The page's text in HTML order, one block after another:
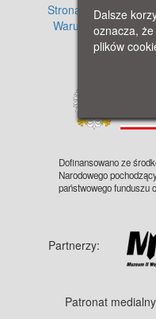
Strona główna ·
Warunki używania
serwisu
Dofinansowano ze
Narodowego
państwowego funduszu
Partnerzy:
Patronat
Dalsze
oznacza,
plików